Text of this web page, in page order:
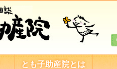
とも子助産院とは